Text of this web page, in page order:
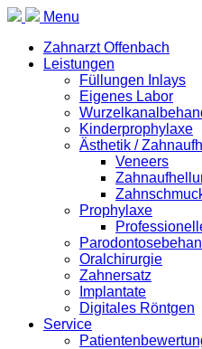
Menu
Zahnarzt Offenbach
Leistungen
Füllungen Inlays
Eigenes Labor
Kinderprophylaxe
Ästhetik /
Veneers
Prophylaxe
Oralchirurgie
Zahnersatz
Implantate
Digitales Röntgen
Service